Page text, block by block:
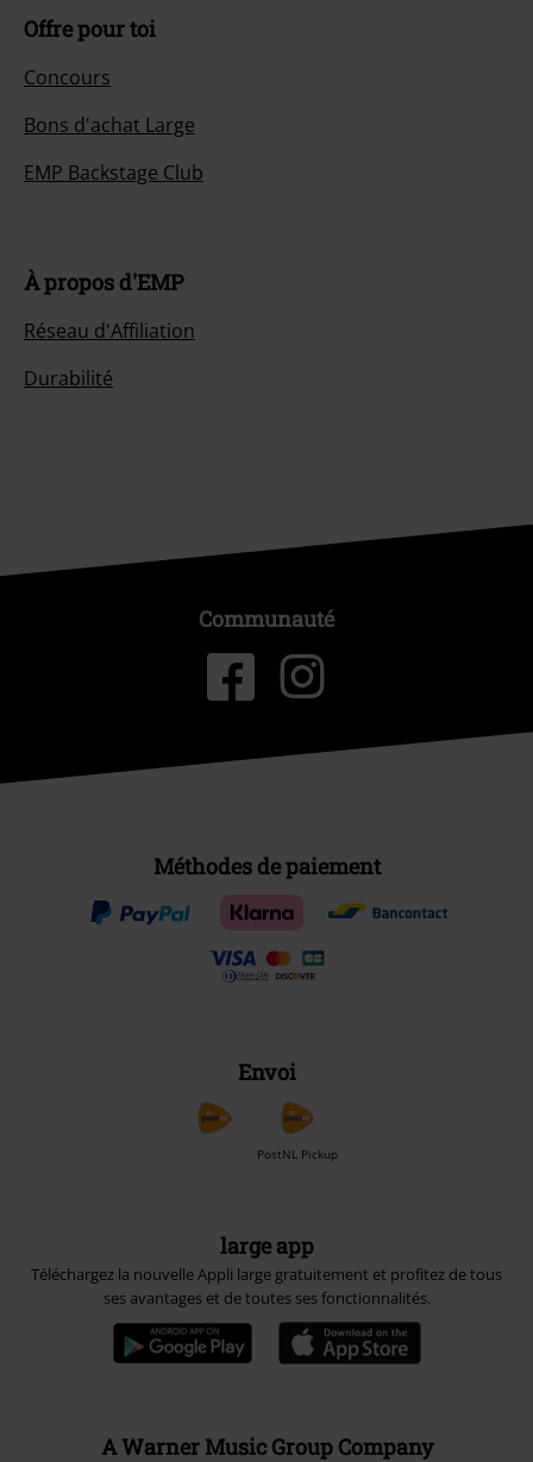
Offre pour toi
Concours
Bons d'achat Large
EMP Backstage Club
À propos d'EMP
Réseau d'Affiliation
Durabilité
Communauté
Méthodes de paiement
Envoi
PostNL Pickup
large app
Téléchargez la nouvelle Appli large gratuitement et profitez de tous
ses avantages et de toutes ses fonctionnalités.
A Warner Music Group Company